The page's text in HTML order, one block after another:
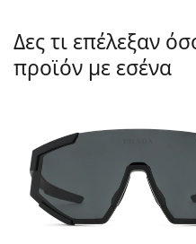
Δες τι επέλεξαν
προϊόν με εσένα